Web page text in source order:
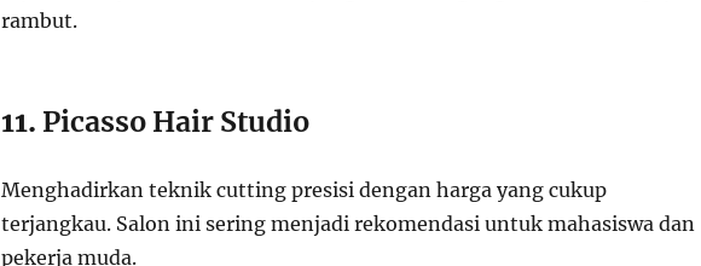
rambut.
11. Picasso Hair Studio
Menghadirkan teknik cutting presisi dengan harga yang cukup
terjangkau. Salon ini sering menjadi rekomendasi untuk mahasiswa dan
pekerja muda.